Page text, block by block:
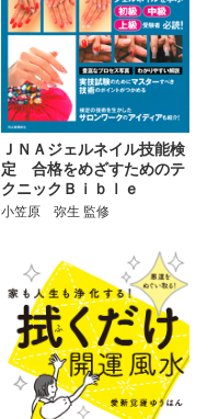
ＪＮＡジェルネイル技能検
定 合格をめざすためのテ
クニックＢｉｂｌｅ
小笠原 弥生 監修